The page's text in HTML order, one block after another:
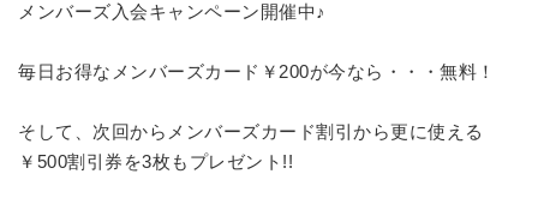
メンバーズ入会キャンペーン開催中♪
毎日お得なメンバーズカード￥200が今なら・・・無料！
そして、次回からメンバーズカード割引から更に使える
￥500割引券を3枚もプレゼント!!